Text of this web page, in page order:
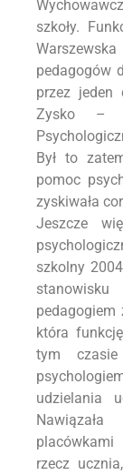
szkoły.
pedagogów
przez jeden
Zysko –
Był to
pomoc
zyskiwała
Jeszcze
szkolny
pedagogiem
która
tym czasie
udzielania
rzecz